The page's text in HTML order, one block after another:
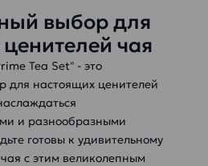
выбор для
чая
Tea Set" - это
для настоящих ценителей
и разнообразными
готовы к удивительному
с этим великолепным